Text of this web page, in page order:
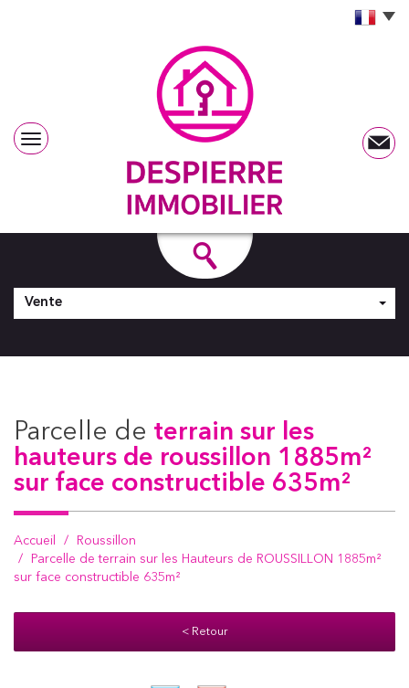
Vente
parcelle de terrain sur les
hauteurs de roussillon 1885m²
sur face constructible 635m²
Accueil
Roussillon
Parcelle de terrain sur les Hauteurs de ROUSSILLON 1885m²
sur face constructible 635m²
< Retour